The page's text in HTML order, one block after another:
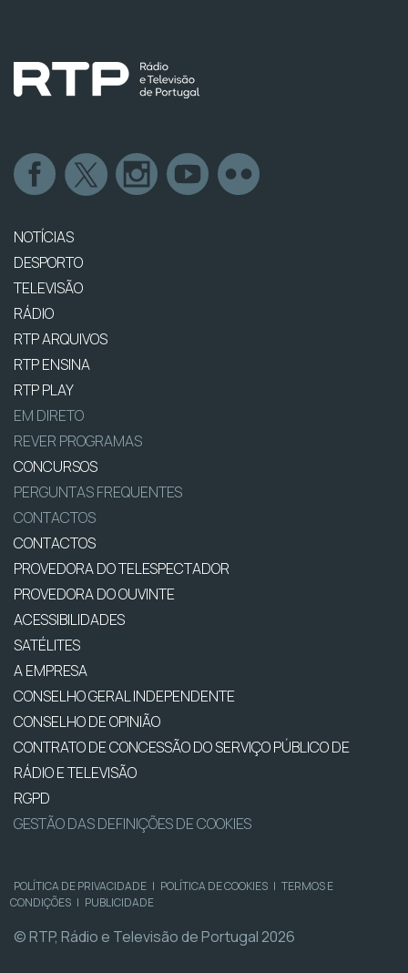
NOTÍCIAS
DESPORTO
TELEVISÃO
RÁDIO
RTP ARQUIVOS
RTP ENSINA
RTP PLAY
EM DIRETO
REVER PROGRAMAS
CONCURSOS
PERGUNTAS FREQUENTES
CONTACTOS
CONTACTOS
PROVEDORA DO TELESPECTADOR
PROVEDORA DO OUVINTE
ACESSIBILIDADES
SATÉLITES
A EMPRESA
CONSELHO GERAL INDEPENDENTE
CONSELHO DE OPINIÃO
CONTRATO DE CONCESSÃO DO SERVIÇO PÚBLICO DE
RÁDIO E TELEVISÃO
RGPD
GESTÃO DAS DEFINIÇÕES DE COOKIES
POLÍTICA DE PRIVACIDADE | POLÍTICA DE COOKIES | TERMOS E
CONDIÇÕES | PUBLICIDADE
© RTP, Rádio e Televisão de Portugal 2026